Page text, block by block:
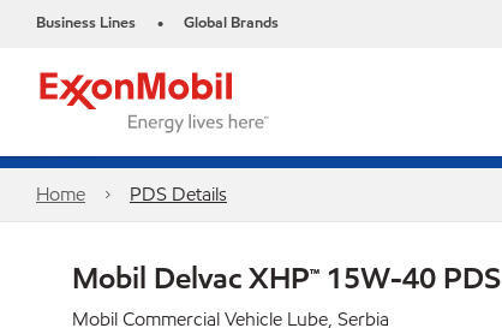
Business Lines • Global Brands
Home PDS Details
Mobil Delvac XHP™ 15W-40 PDS
Mobil Commercial Vehicle Lube, Serbia